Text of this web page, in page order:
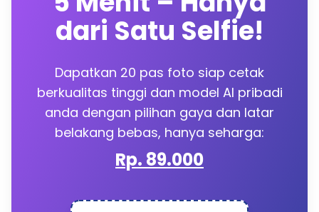
dari Satu Selfie!
Dapatkan 20 pas foto siap cetak
berkualitas tinggi dan model AI pribadi
anda dengan pilihan gaya dan latar
belakang bebas, hanya seharga:
Rp. 89.000